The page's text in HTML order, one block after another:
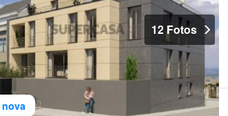
nova
12 Fotos